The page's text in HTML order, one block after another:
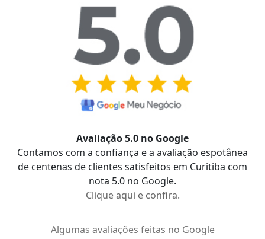
Avaliação 5.0 no Google
Contamos com a confiança e a avaliação espotânea
de centenas de clientes satisfeitos em Curitiba com
nota 5.0 no Google.
Clique aqui e confira.
Algumas avaliações feitas no Google